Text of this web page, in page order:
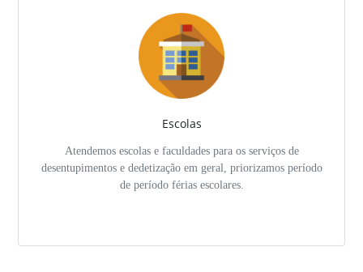
Escolas
Atendemos escolas e faculdades para os serviços de
desentupimentos e dedetização em geral, priorizamos período
de período férias escolares.